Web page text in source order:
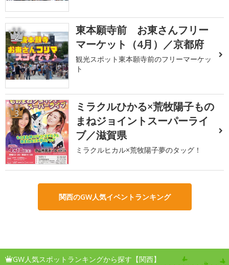
2
東本願寺前 お東さんフリー
マーケット（4月）／京都府
観光スポット東本願寺前のフリーマーケッ
ト
3
ミラクルひかる×荒牧陽子もの
まねジョイントスーパーライ
ブ／滋賀県
ミラクルヒカル×荒牧陽子夢のタッグ！
関西のGW人気イベントランキング
GW人気スポットランキングから探す【関西】